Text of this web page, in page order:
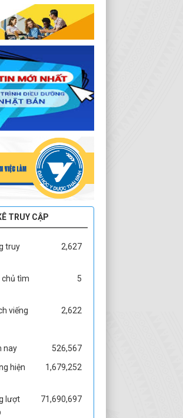
TRUY CẬP
truy
2,627
chủ tìm
5
viếng
2,622
nay
526,567
hiện
1,679,252
lượt
71,690,697